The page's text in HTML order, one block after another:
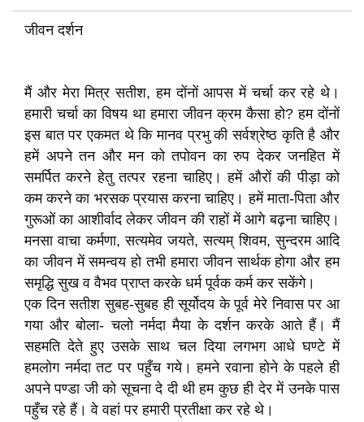
जीवन दर्शन
मैं और मेरा मित्र सतीश, हम दोंनों आपस में चर्चा कर रहे थे।
हमारी चर्चा का विषय था हमारा जीवन क्रम कैसा हो? हम दोंनों
इस बात पर एकमत थे कि मानव प्रभु की सर्वश्रेष्ठ कृति है और
हमें अपने तन और मन को तपोवन का रुप देकर जनहित में
समर्पित करने हेतु तत्पर रहना चाहिए। हमें औरों की पीड़ा को
कम करने का भरसक प्रयास करना चाहिए। हमें माता-पिता और
गुरूओं का आशीर्वाद लेकर जीवन की राहों में आगे बढ़ना चाहिए।
मनसा वाचा कर्मणा, सत्यमेव जयते, सत्यम् शिवम, सुन्दरम आदि
का जीवन में समन्वय हो तभी हमारा जीवन सार्थक होगा और हम
समृद्धि सुख व वैभव प्राप्त करके धर्म पूर्वक कर्म कर सकेंगे।
एक दिन सतीश सुबह-सुबह ही सूर्योदय के पूर्व मेरे निवास पर आ
गया और बोला- चलो नर्मदा मैया के दर्शन करके आते हैं। मैं
सहमति देते हुए उसके साथ चल दिया लगभग आधे घण्टे में
हमलोग नर्मदा तट पर पहुँच गये। हमने रवाना होने के पहले ही
अपने पण्डा जी को सूचना दे दी थी हम कुछ ही देर में उनके पास
पहुँच रहे हैं। वे वहां पर हमारी प्रतीक्षा कर रहे थे।